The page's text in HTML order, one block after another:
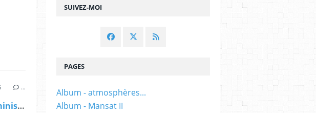
…
> Grand Paris: comité interministériel jeudi, les sites prioritaires pour le logement dévoilés
SUIVEZ-MOI
PAGES
Album - atmosphères...
Album - Mansat II